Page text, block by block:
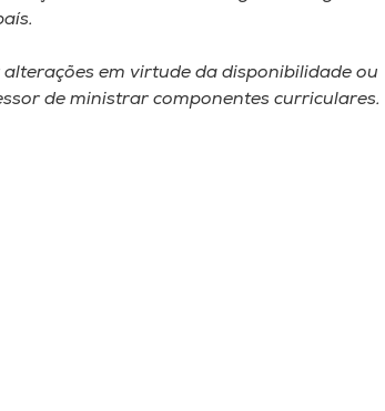
em virtude da disponibilidade ou
de ministrar componentes curriculares.